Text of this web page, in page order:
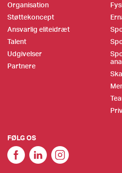
Organisation
Støttekoncept
Ansvarlig eliteidræt
Talent
Udgivelser
Partnere
FØLG OS